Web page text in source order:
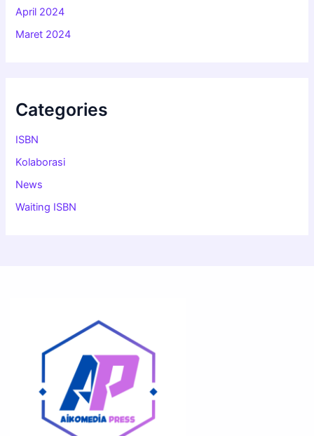
April 2024
Maret 2024
Categories
ISBN
Kolaborasi
News
Waiting ISBN